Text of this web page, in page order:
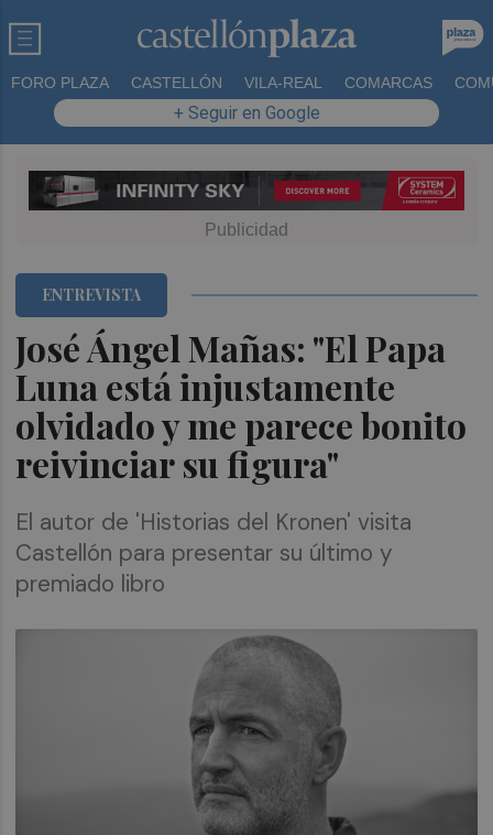
FORO PLAZA CASTELLÓN VILA-REAL COMARCAS
+ Seguir en Google
José Ángel Mañas: "El Papa
Luna está injustamente
olvidado y me parece bonito
reivinciar su figura"
ENTREVISTA
El autor de 'Historias del Kronen' visita
Castellón para presentar su último y
premiado libro